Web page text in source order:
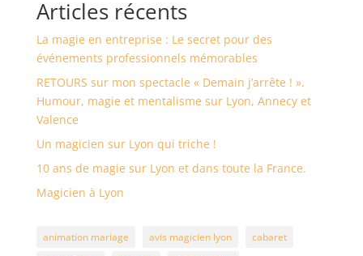
Articles récents
La magie en entreprise : Le secret pour des
événements professionnels mémorables
RETOURS sur mon spectacle « Demain j’arrête ! ».
Humour, magie et mentalisme sur Lyon, Annecy et
Valence
Un magicien sur Lyon qui triche !
10 ans de magie sur Lyon et dans toute la France.
Magicien à Lyon
animation mariage avis magicien lyon
cabaret